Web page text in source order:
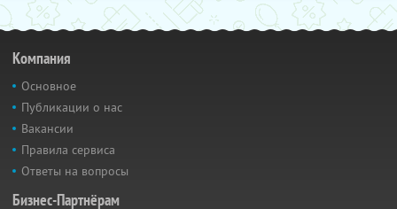
Компания
Основное
Публикации о нас
Вакансии
Правила сервиса
Ответы на вопросы
Бизнес-Партнёрам